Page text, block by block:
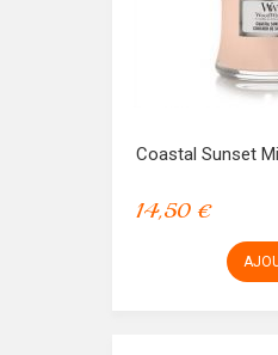
Coastal Sunset
14,50 €